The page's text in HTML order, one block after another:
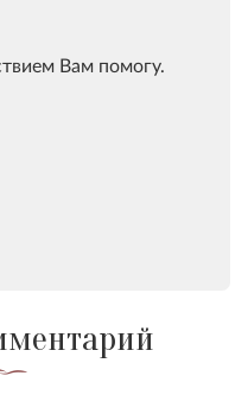
Вам помогу.